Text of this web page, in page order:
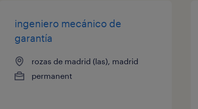
ingeniero mecánico de
garantía
rozas de madrid (las), madrid
permanent